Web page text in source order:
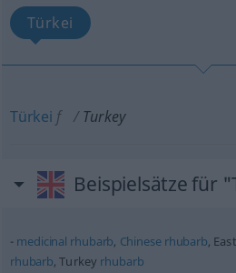
Türkei
Türkei f Turkey
Beispielsätze für
medicinal rhubarb, Chinese rhubarb, East
rhubarb, Turkey rhubarb